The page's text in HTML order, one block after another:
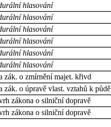
hlasování
hlasování
hlasování
hlasování
hlasování
hlasování
zák. o zmírnění majet. křivd
zák. o úpravě vlast. vztahů k půdě
zákona o silniční dopravě
zákona o silniční dopravě